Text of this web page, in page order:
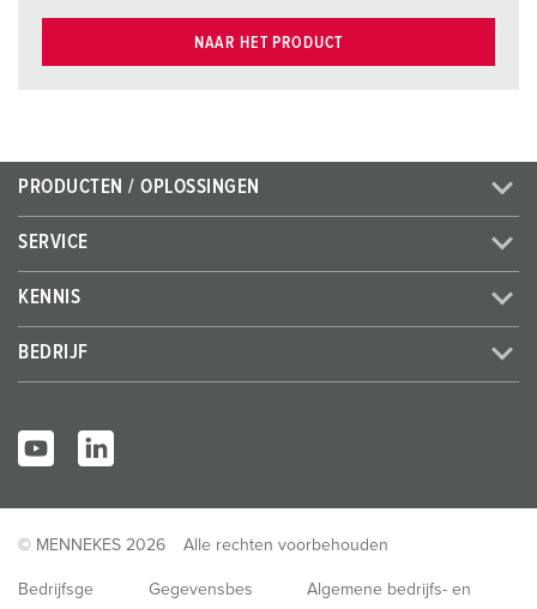
NAAR HET PRODUCT
PRODUCTEN / OPLOSSINGEN
SERVICE
KENNIS
BEDRIJF
© MENNEKES 2026 Alle rechten voorbehouden
Bedrijfsge
Gegevensbes
Algemene bedrijfs- en